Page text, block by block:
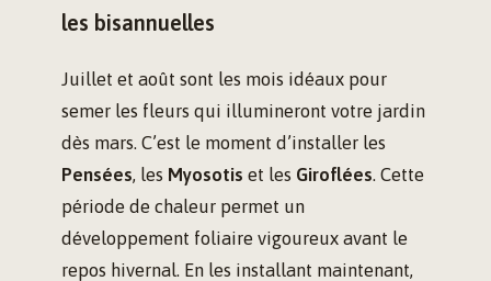
les bisannuelles
Juillet et août sont les mois idéaux pour
semer les fleurs qui illumineront votre jardin
dès mars. C’est le moment d’installer les
Pensées, les Myosotis et les Giroflées. Cette
période de chaleur permet un
développement foliaire vigoureux avant le
repos hivernal. En les installant maintenant,